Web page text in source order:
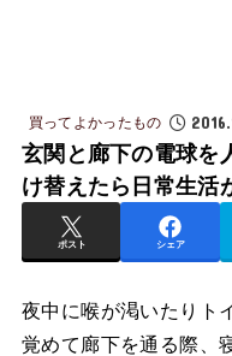
買ってよかったもの
玄関と廊下の電球を
け替えたら日常生活
ポスト シェア
夜中に喉が渇いたりト
覚めて廊下を通る際、